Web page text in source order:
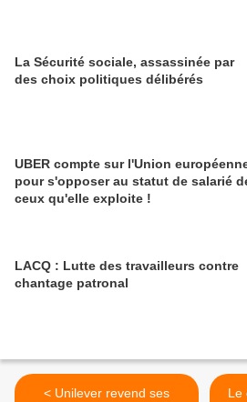
La Sécurité sociale, assassinée par
des choix politiques délibérés
UBER compte sur l'Union
pour s'opposer au statut de salarié
ceux qu'elle exploite !
LACQ : Lutte des travailleurs contre
chantage patronal
< Unilever revend ses
Le